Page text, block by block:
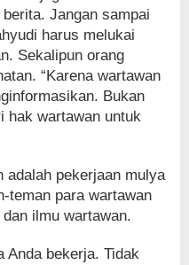
Jangan sampai
harus melukai
Sekalipun orang
“Karena wartawan
Bukan
hak wartawan untuk
adalah pekerjaan mulya
teman para wartawan
ilmu wartawan.
Anda bekerja. Tidak